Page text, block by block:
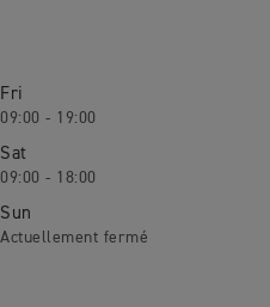
Fri
09:00 - 19:00
Sat
09:00 - 18:00
Sun